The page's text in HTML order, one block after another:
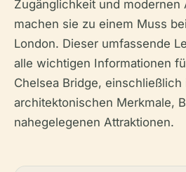
Zugänglichkeit und modernen
machen sie zu einem Muss
London. Dieser umfassende
alle wichtigen Informationen
Chelsea Bridge,
architektonischen Merkmale,
nahegelegenen Attraktionen.